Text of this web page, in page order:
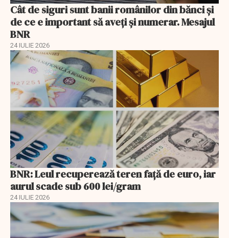
Cât de siguri sunt banii românilor din bănci şi
de ce e important să aveţi şi numerar. Mesajul
BNR
24 IULIE 2026
BNR: Leul recuperează teren faţă de euro, iar
aurul scade sub 600 lei/gram
24 IULIE 2026